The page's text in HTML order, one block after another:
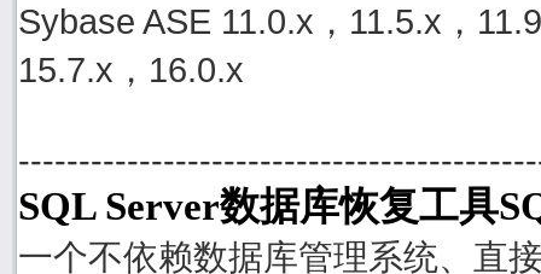
Sybase ASE 11.0.x，11.5.x，
15.7.x，16.0.x
SQL Server数据库恢复工具
一个不依赖数据库管理系统、直